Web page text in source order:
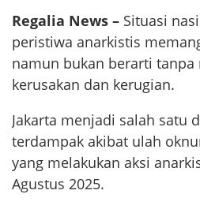
Regalia News – Situasi
peristiwa anarkistis
namun bukan berarti tanpa
kerusakan dan kerugian.
Jakarta menjadi salah satu
terdampak akibat ulah
yang melakukan aksi
Agustus 2025.